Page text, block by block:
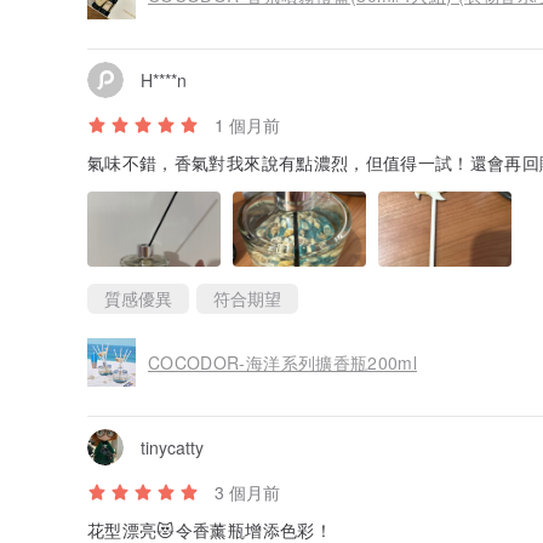
H****n
1 個月前
氣味不錯，香氣對我來說有點濃烈，但值得一試！還會再
質感優異 符合期望
COCODOR-海洋系列擴香瓶200ml
tinycatty
3 個月前
花型漂亮😻令香薰瓶增添色彩！